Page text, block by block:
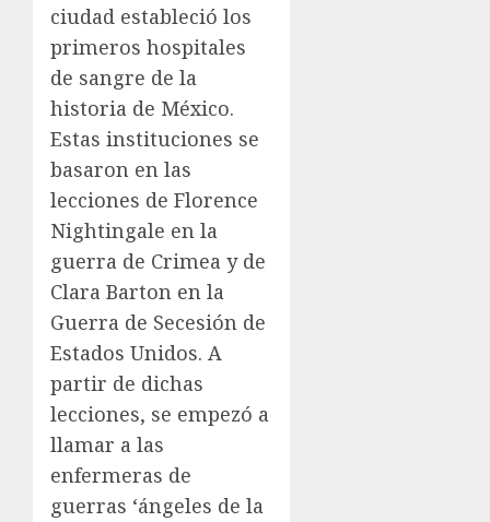
ciudad estableció los
primeros hospitales
de sangre de la
historia de México.
Estas instituciones se
basaron en las
lecciones de Florence
Nightingale en la
guerra de Crimea y de
Clara Barton en la
Guerra de Secesión de
Estados Unidos. A
partir de dichas
lecciones, se empezó a
llamar a las
enfermeras de
guerras ‘ángeles de la